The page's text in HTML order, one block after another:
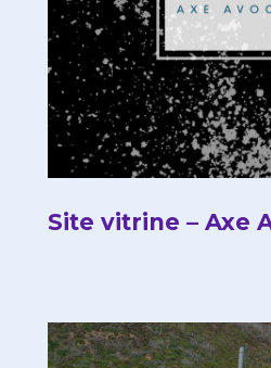
Site vitrine – Axe